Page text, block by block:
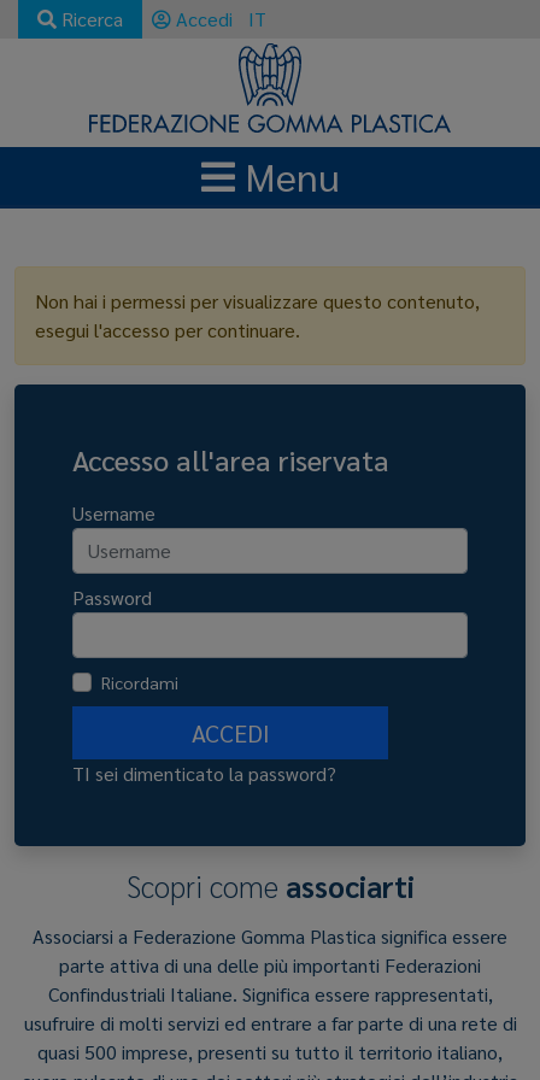
Ricerca Accedi IT
Menu
Non hai i permessi per visualizzare questo contenuto,
esegui l'accesso per continuare.
Accesso all'area riservata
Username
Password
Ricordami
ACCEDI
TI sei dimenticato la password?
Scopri come associarti
Associarsi a Federazione Gomma Plastica significa essere
parte attiva di una delle più importanti Federazioni
Confindustriali Italiane. Significa essere rappresentati,
usufruire di molti servizi ed entrare a far parte di una rete di
quasi 500 imprese, presenti su tutto il territorio italiano,